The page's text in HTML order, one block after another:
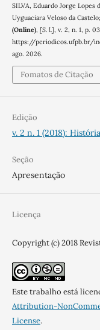
SILVA, Eduardo Jorge Lopes
Uyguaciara Veloso da
(Online), [S. l.], v. 2, n. 1, p.
https://periodicos.ufpb.br/
ago. 2026.
Fomatos de Citação
Edição
v. 2 n. 1 (2018):
Seção
Apresentação
Licença
Copyright (c) 2018
Este trabalho está
Attribution-
License.